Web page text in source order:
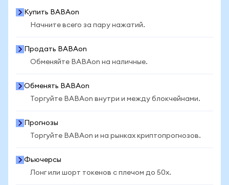
Купить BABAon
Начните всего за пару нажатий.
Продать BABAon
Обменяйте BABAon на наличные.
Обменять BABAon
Торгуйте BABAon внутри и между блокчейнами.
Прогнозы
Торгуйте BABAon и на рынках криптопрогнозов.
Фьючерсы
Лонг или шорт токенов с плечом до 50x.